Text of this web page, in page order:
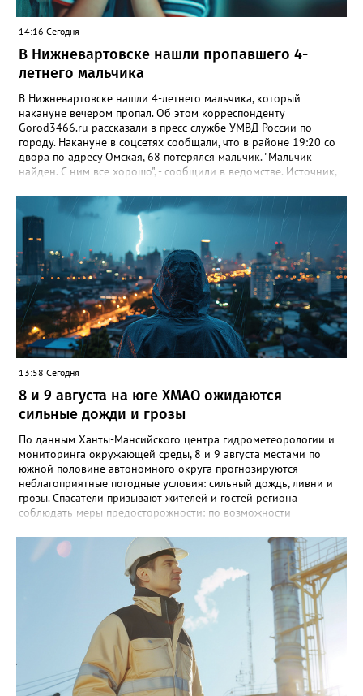
14:16 Сегодня
В Нижневартовске нашли пропавшего 4-
летнего мальчика
В Нижневартовске нашли 4-летнего мальчика, который
накануне вечером пропал. Об этом корреспонденту
Gorod3466.ru рассказали в пресс-службе УМВД России по
городу. Накануне в соцсетях сообщали, что в районе 19:20 со
двора по адресу Омская, 68 потерялся мальчик. "Мальчик
найден. С ним все хорошо", - сообщили в ведомстве. Источник,
издания, что мальчик просто заблудился. По словам
собеседника, ребенок гулял с сестрой, в какой-то момент она
отвлеклась, а он убежал от нее. "Мальчик гулял, пытаясь найти
дом, но не смог. Затем его нашли прохожие и позвонили в
полицию", - добавил источник.
13:58 Сегодня
8 и 9 августа на юге ХМАО ожидаются
сильные дожди и грозы
По данным Ханты-Мансийского центра гидрометеорологии и
мониторинга окружающей среды, 8 и 9 августа местами по
южной половине автономного округа прогнозируются
неблагоприятные погодные условия: сильный дождь, ливни и
грозы. Спасатели призывают жителей и гостей региона
соблюдать меры предосторожности: по возможности
под деревьями и слабоукреплёнными конструкциями, а также
быть внимательными на дорогах из-за ухудшения видимости и
риска аквапланирования. При возникновении чрезвычайных
ситуаций немедленно звоните по единому номеру экстренных